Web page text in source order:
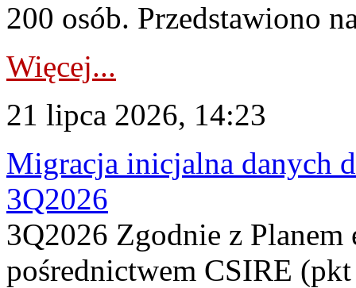
200 osób. Przedstawiono
Więcej...
21 lipca 2026, 14:23
Migracja inicjalna danych
3Q2026
3Q2026 Zgodnie z
pośrednictwem CSIRE